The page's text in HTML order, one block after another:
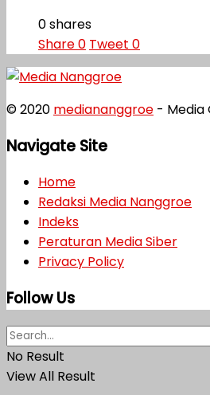
0 shares
Share0 Tweet 0
© 2020 mediananggroe - Media
Navigate Site
Home
Redaksi Media Nanggroe
Indeks
Peraturan Media Siber
Privacy Policy
Follow Us
No Result
View All Result